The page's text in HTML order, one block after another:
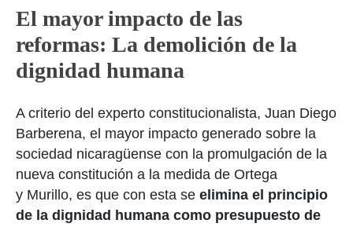
El mayor impacto de las
reformas: La demolición de la
dignidad humana
A criterio del experto constitucionalista, Juan Diego
Barberena, el mayor impacto generado sobre la
sociedad nicaragüense con la promulgación de la
nueva constitución a la medida de Ortega
y Murillo, es que con esta se elimina el principio
de la dignidad humana como presupuesto de